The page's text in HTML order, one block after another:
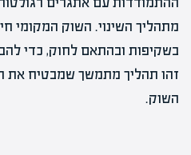
מתהליך השינוי. השוק המקומי
בשקיפות ובהתאם לחוק, כדי
זהו תהליך מתמשך שמבטיח את
השוק.